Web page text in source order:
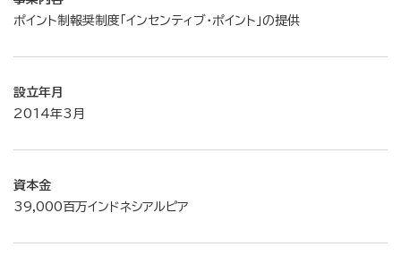
ポイント制報奨制度「インセンティブ・ポイント」の提供
設立年月
2014年3月
資本金
39,000百万インドネシアルピア